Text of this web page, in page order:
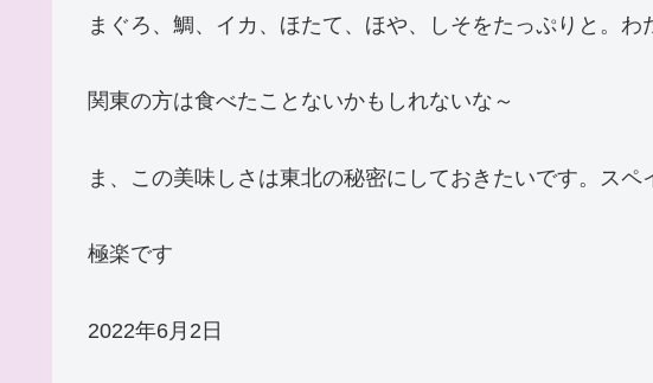
まぐろ、鯛、イカ、ほたて、ほや、しそをたっぷりと。わ
関東の方は食べたことないかもしれないな～
ま、この美味しさは東北の秘密にしておきたいです。スペ
極楽です
2022年6月2日